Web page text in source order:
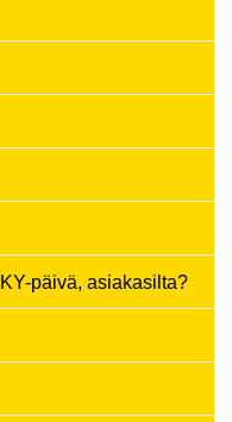
päivä, asiakasilta?